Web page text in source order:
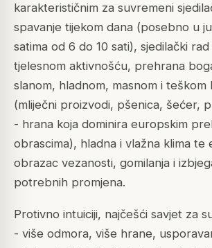
karakterističnim za suvremeni
spavanje tijekom dana (posebno u
satima od 6 do 10 sati), sjedilački
tjelesnom aktivnošću, prehrana
slanom, hladnom, masnom i teškom
(mliječni proizvodi, pšenica, šećer,
- hrana koja dominira europskim
obrascima), hladna i vlažna klima te
obrazac vezanosti, gomilanja i
potrebnih promjena.
Protivno intuiciji, najčešći savjet za
- više odmora, više hrane,